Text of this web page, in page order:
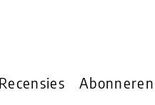
Abonneren